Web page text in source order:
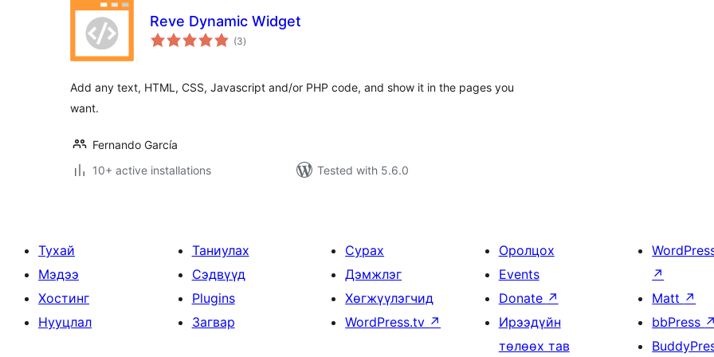
Reve Dynamic Widget
(3total
ratings
)
Add any text, HTML, CSS, Javascript and/or PHP code, and show it in the pages you
want.
Fernando García
10+ active installations
Tested with 5.6.0
Тухай
Мэдээ
Хостинг
Нууцлал
Таниулах
Сэдвүүд
Plugins
Загвар
Сурах
Дэмжлэг
Хөгжүүлэгчид
WordPress.tv ↗
Оролцох
Events
Donate ↗
Ирээдүйн
төлөөх тав
↗
Matt ↗
bbPress ↗